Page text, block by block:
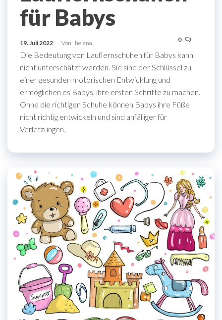
für Babys
19. Juli 2022 Von helena 0
Die Bedeutung von Lauflernschuhen für Babys kann
nicht unterschätzt werden. Sie sind der Schlüssel zu
einer gesunden motorischen Entwicklung und
ermöglichen es Babys, ihre ersten Schritte zu machen.
Ohne die richtigen Schuhe können Babys ihre Füße
nicht richtig entwickeln und sind anfälliger für
Verletzungen.